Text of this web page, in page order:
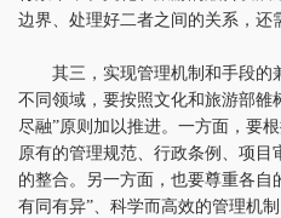
边界、处理好二者之间的关系，还
其三，实现管理机制和手段的
不同领域，要按照文化和旅游部雒
尽融”原则加以推进。一方面，要
原有的管理规范、行政条例、项
的整合。另一方面，也要尊重各自
有同有异”、科学而高效的管理机制